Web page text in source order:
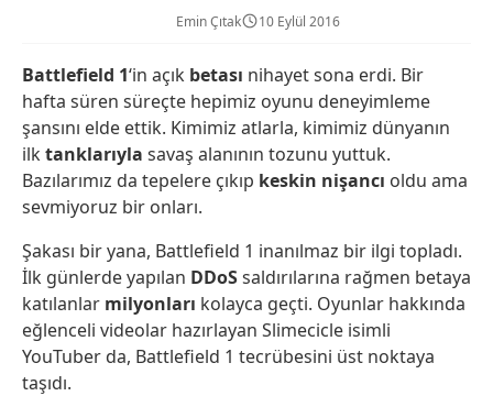
Emin Çıtak 10 Eylül 2016
Battlefield 1‘in açık betası nihayet sona erdi. Bir
hafta süren süreçte hepimiz oyunu deneyimleme
şansını elde ettik. Kimimiz atlarla, kimimiz dünyanın
ilktanklarıyla savaş alanının tozunu yuttuk.
Bazılarımız da tepelere çıkıp keskin nişancı oldu ama
sevmiyoruz bir onları.
Şakası bir yana, Battlefield 1 inanılmaz bir ilgi topladı.
İlk günlerde yapılan DDoSsaldırılarına rağmen betaya
katılanlar milyonları kolayca geçti. Oyunlar hakkında
eğlenceli videolar hazırlayan Slimecicle isimli
YouTuber da, Battlefield 1 tecrübesini üst noktaya
taşıdı.